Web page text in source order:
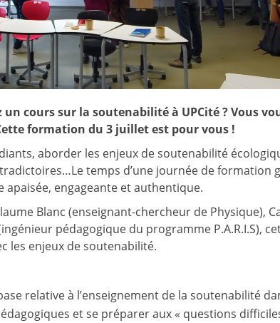
un cours sur la soutenabilité à UPCité ? Vous
formation du 3 juillet est pour vous !
aborder les enjeux de soutenabilité
temps d’une journée de formation
apaisée, engageante et authentique.
Blanc (enseignant-chercheur de Physique),
pédagogique du programme P.A.R.I.S),
les enjeux de soutenabilité.
relative à l’enseignement de la soutenabilité
et se préparer aux « questions